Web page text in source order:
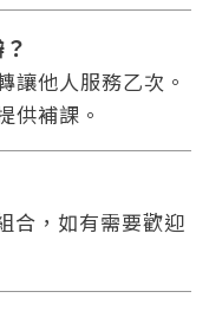
？
讓他人服務乙次。
供補課。
合，如有需要歡迎